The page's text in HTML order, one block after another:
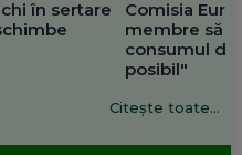
în sertare
Comisia
membre să
consumul de
posibil"
Citește toate...